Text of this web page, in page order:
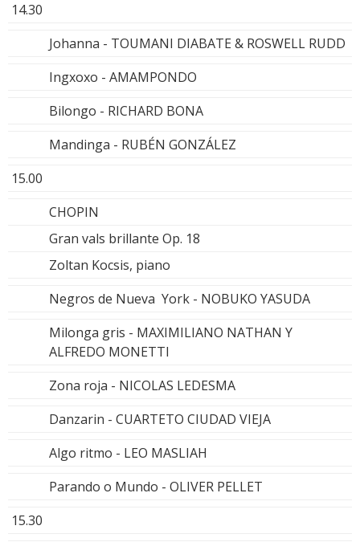
14.30
Johanna - TOUMANI DIABATE & ROSWELL RUDD
Ingxoxo - AMAMPONDO
Bilongo - RICHARD BONA
Mandinga - RUBÉN GONZÁLEZ
15.00
CHOPIN
Gran vals brillante Op. 18
Zoltan Kocsis, piano
Negros de Nueva York - NOBUKO YASUDA
Milonga gris - MAXIMILIANO NATHAN Y
ALFREDO MONETTI
Zona roja - NICOLAS LEDESMA
Danzarin - CUARTETO CIUDAD VIEJA
Algo ritmo - LEO MASLIAH
Parando o Mundo - OLIVER PELLET
15.30